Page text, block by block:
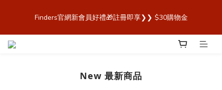
商城，購買最安心！】
Finders官網新會員好禮🎁註冊即享❯❯ $30購物金
歡迎來到 Finders🎉【Blender Bottle x Owala 台灣官方代理直營
New 最新商品